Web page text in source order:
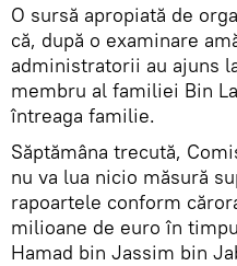
O sursă apropiată de
că, după o examinare
administratorii au ajuns
membru al familiei Bin
întreaga familie.
Săptămâna trecută,
nu va lua nicio măsură
rapoartele conform
milioane de euro în
Hamad bin Jassim bin